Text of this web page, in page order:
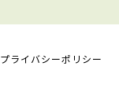
プライバシーポリシー